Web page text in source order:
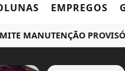
EMPREGOS
PROVISÓRIA